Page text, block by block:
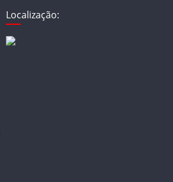
Localização: